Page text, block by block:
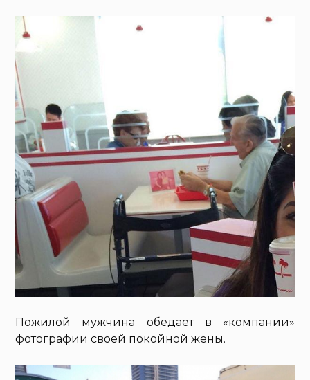
Пожилой мужчина обедает в «компании»
фотографии своей покойной жены.